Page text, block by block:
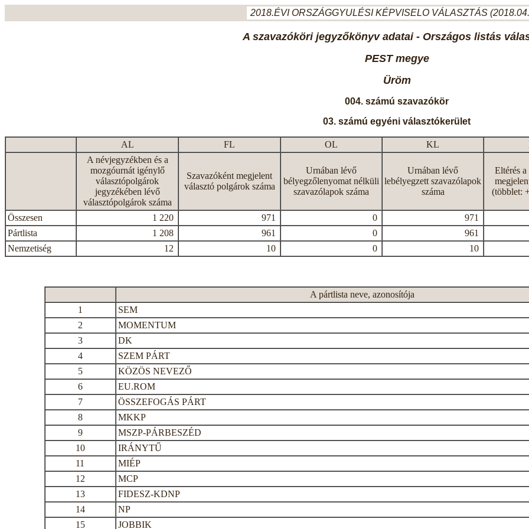
2018.ÉVI ORSZÁGGYULÉSI KÉPVISELO VÁLASZTÁS
A szavazóköri jegyzőkönyv adatai - Országos listás
PEST megye
Üröm
004. számú szavazókör
03. számú egyéni választókerület
AL FL OL KL
A névjegyzékben és a
mozgóurnát igénylő
választópolgárok
jegyzékében lévő
választópolgárok száma
Szavazóként megjelent
választó polgárok száma
Urnában lévő
bélyegzőlenyomat nélküli
szavazólapok száma
Urnában lévő
lebélyegzett szavazólapok
száma
Eltérés
(többlet:
Összesen 1 220 971 0
971
Pártlista
1 208 961 0
961
Nemzetiség
12 10 0 10
A pártlista neve, azonosítója
1
SEM
2
MOMENTUM
3
DK
4
SZEM PÁRT
5
KÖZÖS NEVEZŐ
6
EU.ROM
7
ÖSSZEFOGÁS PÁRT
8
MKKP
9
MSZP-PÁRBESZÉD
10
IRÁNYTŰ
11
MIÉP
12
MCP
13
FIDESZ-KDNP
14
NP
15
JOBBIK